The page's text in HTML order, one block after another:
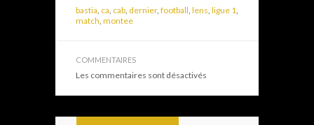
bastia, ca, cab, dernier, football, lens, ligue 1,
match, montee
COMMENTAIRES
Les commentaires sont désactivés